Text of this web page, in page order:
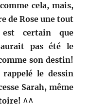
cela, mais,
de Rose une tout
certain que
pas été le
son destin!
rappelé le dessin
Sarah, même
^^